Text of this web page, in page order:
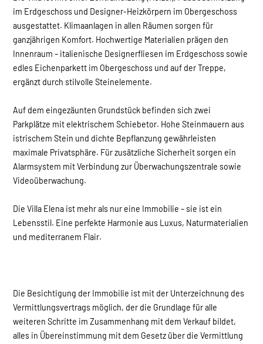
im Erdgeschoss und Designer-Heizkörpern im Obergeschoss
ausgestattet. Klimaanlagen in allen Räumen sorgen für
ganzjährigen Komfort. Hochwertige Materialien prägen den
Innenraum – italienische Designerfliesen im Erdgeschoss sowie
edles Eichenparkett im Obergeschoss und auf der Treppe,
ergänzt durch stilvolle Steinelemente.
Auf dem eingezäunten Grundstück befinden sich zwei
Parkplätze mit elektrischem Schiebetor. Hohe Steinmauern aus
istrischem Stein und dichte Bepflanzung gewährleisten
maximale Privatsphäre. Für zusätzliche Sicherheit sorgen ein
Alarmsystem mit Verbindung zur Überwachungszentrale sowie
Videoüberwachung.
Die Villa Elena ist mehr als nur eine Immobilie – sie ist ein
Lebensstil. Eine perfekte Harmonie aus Luxus, Naturmaterialien
und mediterranem Flair.
Die Besichtigung der Immobilie ist mit der Unterzeichnung des
Vermittlungsvertrags möglich, der die Grundlage für alle
weiteren Schritte im Zusammenhang mit dem Verkauf bildet,
alles in Übereinstimmung mit dem Gesetz über die Vermittlung